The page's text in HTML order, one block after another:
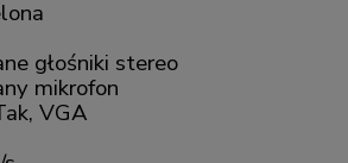
głośniki stereo
mikrofon
VGA